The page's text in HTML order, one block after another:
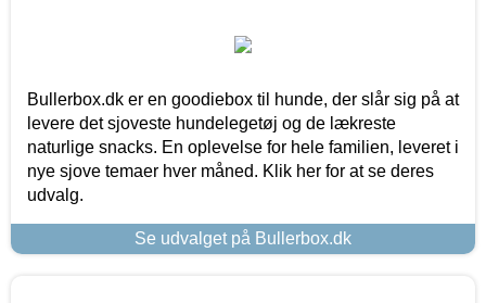
Bullerbox.dk er en goodiebox til hunde, der slår sig på at
levere det sjoveste hundelegetøj og de lækreste
naturlige snacks. En oplevelse for hele familien, leveret i
nye sjove temaer hver måned. Klik her for at se deres
udvalg.
Se udvalget på Bullerbox.dk